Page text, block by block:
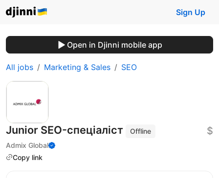
Sign Up
Open in Djinni mobile app
All jobs Marketing & Sales SEO
Junior SEO-спеціаліст
Offline
Admix Global
Copy link
$